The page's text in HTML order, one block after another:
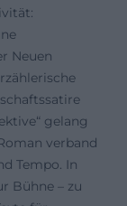
Neuen
gelang
verband
Tempo. In
Bühne – zu